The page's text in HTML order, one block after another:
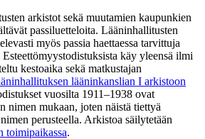
arkistot sekä muutamien kaupunkien
passiluetteloita. Lääninhallitusten
myös passia haettaessa tarvittuja
käy yleensä ilmi
kestoaika sekä matkustajan
lääninkanslian I arkistoon
vuosilta 1911–1938 ovat
nimen mukaan, joten näistä tiettyä
perusteella. Arkistoa säilytetään
toimipaikassa.